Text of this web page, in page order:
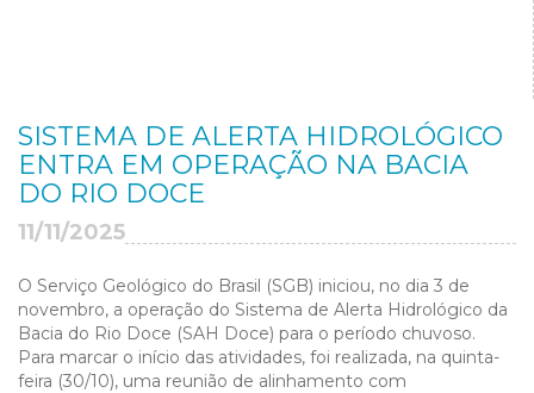
SISTEMA DE ALERTA HIDROLÓGICO
ENTRA EM OPERAÇÃO NA BACIA
DO RIO DOCE
11/11/2025
O Serviço Geológico do Brasil (SGB) iniciou, no dia 3 de
novembro, a operação do Sistema de Alerta Hidrológico da
Bacia do Rio Doce (SAH Doce) para o período chuvoso.
Para marcar o início das atividades, foi realizada, na quinta-
feira (30/10), uma reunião de alinhamento com